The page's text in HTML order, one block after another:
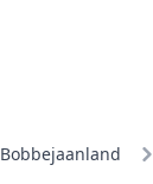
Bobbejaanland